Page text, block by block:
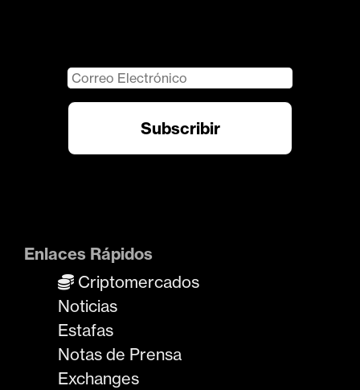
Enlaces Rápidos
Criptomercados
Noticias
Estafas
Notas de Prensa
Exchanges